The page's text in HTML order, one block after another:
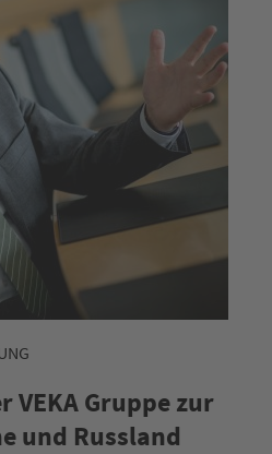
VEKA Gruppe zur
und Russland